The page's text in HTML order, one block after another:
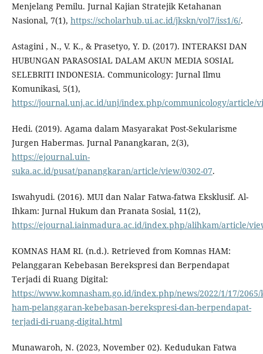
Menjelang Pemilu. Jurnal Kajian Stratejik Ketahanan
Nasional, 7(1), https://scholarhub.ui.ac.id/jkskn/vol7/iss1/6/.
Astagini , N., V. K., & Prasetyo, Y. D. (2017). INTERAKSI DAN
HUBUNGAN PARASOSIAL DALAM AKUN MEDIA SOSIAL
SELEBRITI INDONESIA. Communicology: Jurnal Ilmu
Komunikasi, 5(1),
https://journal.unj.ac.id/unj/index.php/communicology/article/
Hedi. (2019). Agama dalam Masyarakat Post-Sekularisme
Jurgen Habermas. Jurnal Panangkaran, 2(3),
https://ejournal.uin-
suka.ac.id/pusat/panangkaran/article/view/0302-07.
Iswahyudi. (2016). MUI dan Nalar Fatwa-fatwa Eksklusif. Al-
Ihkam: Jurnal Hukum dan Pranata Sosial, 11(2),
https://ejournal.iainmadura.ac.id/index.php/alihkam/article/
KOMNAS HAM RI. (n.d.). Retrieved from Komnas HAM:
Pelanggaran Kebebasan Berekspresi dan Berpendapat
Terjadi di Ruang Digital:
https://www.komnasham.go.id/index.php/news/2022/1/17/2065/
ham-pelanggaran-kebebasan-berekspresi-dan-berpendapat-
terjadi-di-ruang-digital.html
Munawaroh, N. (2023, November 02). Kedudukan Fatwa